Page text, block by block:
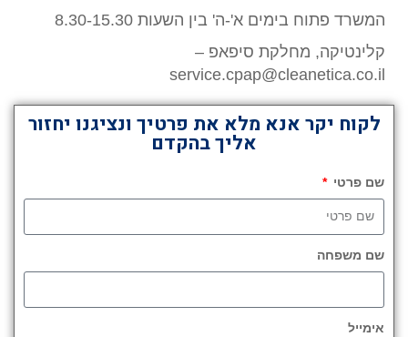
המשרד פתוח בימים א'-ה' בין השעות 8.30-15.30
קלינטיקה, מחלקת סיפאפ –
service.cpap@cleanetica.co.il
לקוח יקר אנא מלא את פרטיך ונציגנו יחזור
אליך בהקדם
שם פרטי
שם משפחה
אימייל